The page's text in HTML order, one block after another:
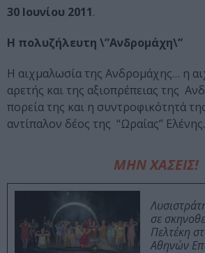
30 Ιουνίου 2011.
Η πολυζήλευτη \”Ανδρομάχη\”
Η αιχμαλωσία της Ανδρομάχης… η
αρετής και της αξιοπρέπειας της
πορεία της και η συντροφικότητά
αντίπαλον δέος της “Ωραίας” Ελένης.
ΜΗΝ ΧΑΣΕΙΣ!
σε
Πελτέκη
Αθηνών